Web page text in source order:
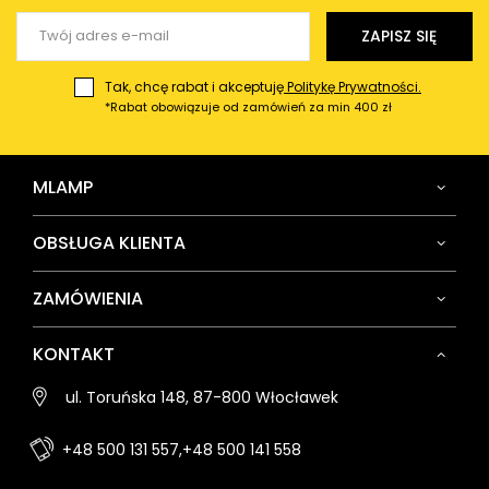
ZAPISZ SIĘ
Tak, chcę rabat i akceptujęPolitykę Prywatności.
*Rabat obowiązuje od zamówień za min 400 zł
MLAMP
OBSŁUGA KLIENTA
ZAMÓWIENIA
KONTAKT
ul. Toruńska 148, 87-800 Włocławek
+48 500 131 557,+48 500 141 558